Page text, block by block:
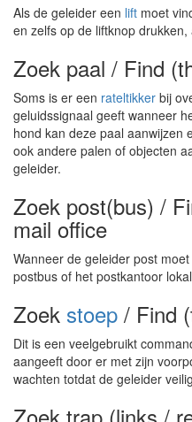
Als de geleider een lift moet
en zelfs op de liftknop
Zoek paal / Find
Soms is er een rateltikker bij
geluidssignaal geeft wanneer
hond kan deze paal aanwijzen
ook andere palen of objecten
geleider.
Zoek post(bus) /
mail office
Wanneer de geleider post
postbus of het postkantoor
Zoek stoep / Find
Dit is een veelgebruikt
aangeeft door er met zijn
wachten totdat de geleider